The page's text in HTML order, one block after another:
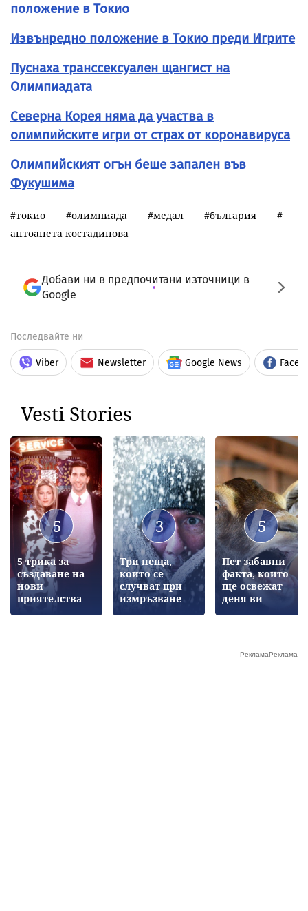
положение в Токио
Извънредно положение в Токио преди Игрите
Пуснаха транссексуален щангист на
Олимпиадата
Северна Корея няма да участва в
олимпийските игри от страх от коронавируса
Олимпийският огън беше запален във
Фукушима
токио олимпиада медал
българия
антоанета костадинова
Добави ни в предпочитани източници в
Google
Последвайте ни
Viber Newsletter Google News
Vesti Stories
5
5 трика за
създаване на
нови
приятелства
3
Три неща,
които се
случват при
измръзване
5
Пет забавни
факта, които
ще освежат
деня ви